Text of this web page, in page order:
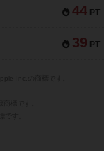
44 PT
39 PT